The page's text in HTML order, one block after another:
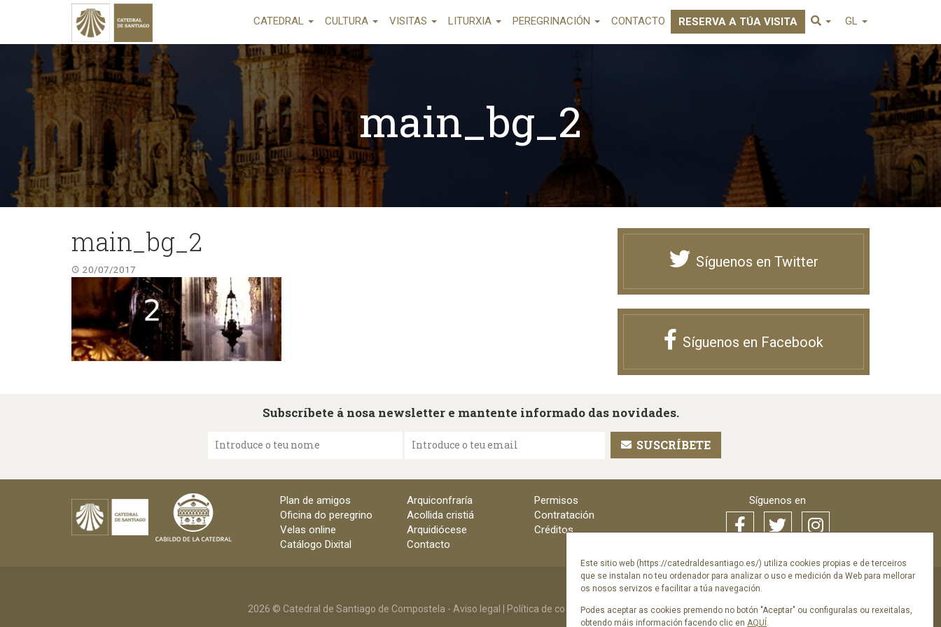
Este sitio web (https://catedraldesantiago.es/) utiliza cookies propias e de terceiros
que se instalan no teu ordenador para analizar o uso e medición da Web para mellorar
os nosos servizos e facilitar a túa navegación.
Podes aceptar as cookies premendo no botón "Aceptar" ou configuralas ou rexeitalas,
obtendo máis información facendo clic en AQUÍ.
CATEDRAL CULTURA VISITAS LITURXIA PEREGRINACIÓN CONTACTO RESERVA A TÚA VISITA GL
main_bg_2
main_bg_2
20/07/2017 Síguenos en Twitter
Síguenos en Facebook
Subscríbete á nosa newsletter e mantente informado das novidades.
Introduce o teu nome Introduce o teu email
Plan de amigos Arquiconfraría
Permisos
Oficina do peregrino
Acollida cristiá
Contratación
Velas online
Arquidiócese
Créditos
Catálogo Dixital
Contacto
Síguenos en
2026 © Catedral de Santiago de Compostela - Aviso legal Política de cookies|Política de privacidade